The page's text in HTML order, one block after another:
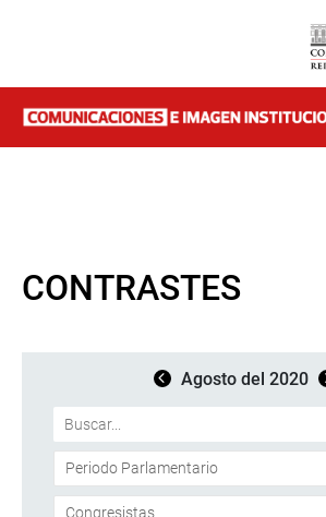
CONTRASTES
Agosto del 2020